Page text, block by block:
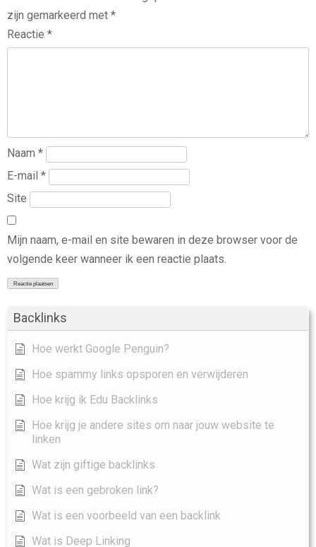
Backlinks
Hoe werkt Google Penguin?
Hoe spammy links opsporen en verwijderen
Hoe krijg ik Edu Backlinks
Hoe krijg je andere sites om naar jouw website te
linken
Wat zijn giftige backlinks
Wat is een gebroken link?
Wat is een voorbeeld van een backlink
Wat is Deep Linking
zijn gemarkeerd met *
Reactie *
Naam *
E-mail *
Site
Mijn naam, e-mail en site bewaren in deze browser voor de
volgende keer wanneer ik een reactie plaats.